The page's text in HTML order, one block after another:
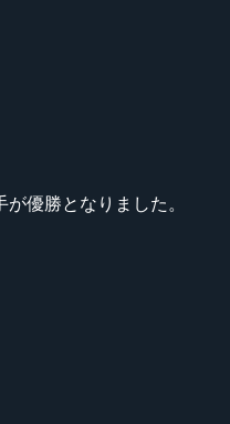
が優勝となりました。